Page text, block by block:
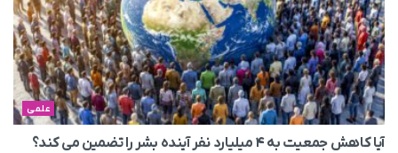
علمی
آیا کاهش جمعیت به ۴ میلیارد نفر آینده بشر را تضمین می‌ کند؟